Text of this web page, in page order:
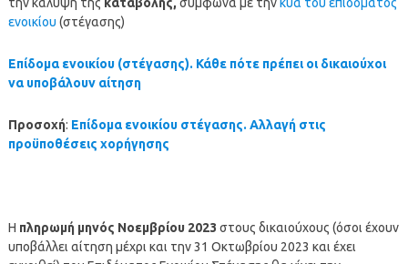
ενοικίου (στέγασης)
Επίδομα ενοικίου (στέγασης). Κάθε πότε πρέπει οι δικαιούχοι
να υποβάλουν αίτηση
Προσοχή: Επίδομα ενοικίου στέγασης. Αλλαγή στις
προϋποθέσεις χορήγησης
Η πληρωμή μηνός Νοεμβρίου2023 στους δικαιούχους (όσοι έχουν
υποβάλλει αίτηση μέχρι και την 31 Οκτωβρίου 2023 και έχει